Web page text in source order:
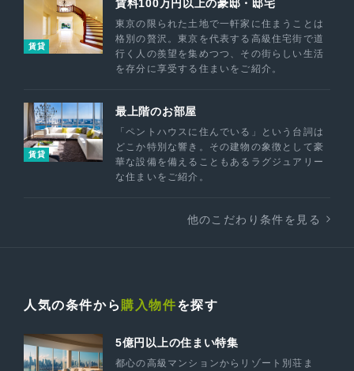
賃貸
賃料100万円以上の豪邸・邸宅
東京の限られた土地で一軒家に住まうことは
格別の贅沢。東京を代表する高級住宅街で道
行く人の羨望を集めつつ、その街らしい生活
を存分に享受する住まいをご紹介。
賃貸
最上階のお部屋
「ペントハウスに住んでいる」という台詞は
どこか特別な響き。その建物の象徴として豪
華な設備を備えることもあるラグジュアリー
な住まいをご紹介。
他のこだわり条件を見る
人気の条件から 購入物件を探す
5億円以上の住まい特集
都心の高級マンションからリゾート別荘ま